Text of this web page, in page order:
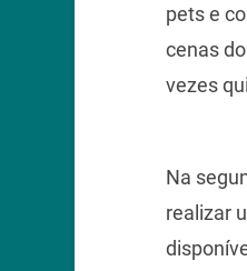
pets e
cenas
vezes
Na
realizar